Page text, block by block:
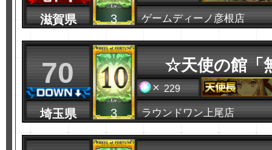
滋賀県 3 ゲームディーノ彦根店
70
埼玉県 3
☆天使の館「
229
ラウンドワン上尾店